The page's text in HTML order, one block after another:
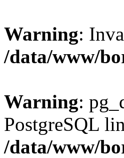
Warning:
/data/www/
Warning:
PostgreSQL
/data/www/